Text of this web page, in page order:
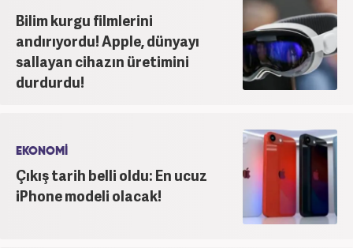
Bilim kurgu filmlerini
andırıyordu! Apple, dünyayı
sallayan cihazın üretimini
durdurdu!
EKONOMİ
Çıkış tarih belli oldu: En ucuz
iPhone modeli olacak!